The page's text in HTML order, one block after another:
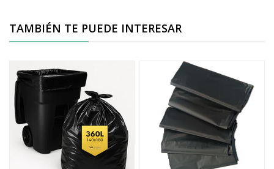
TAMBIÉN TE PUEDE INTERESAR